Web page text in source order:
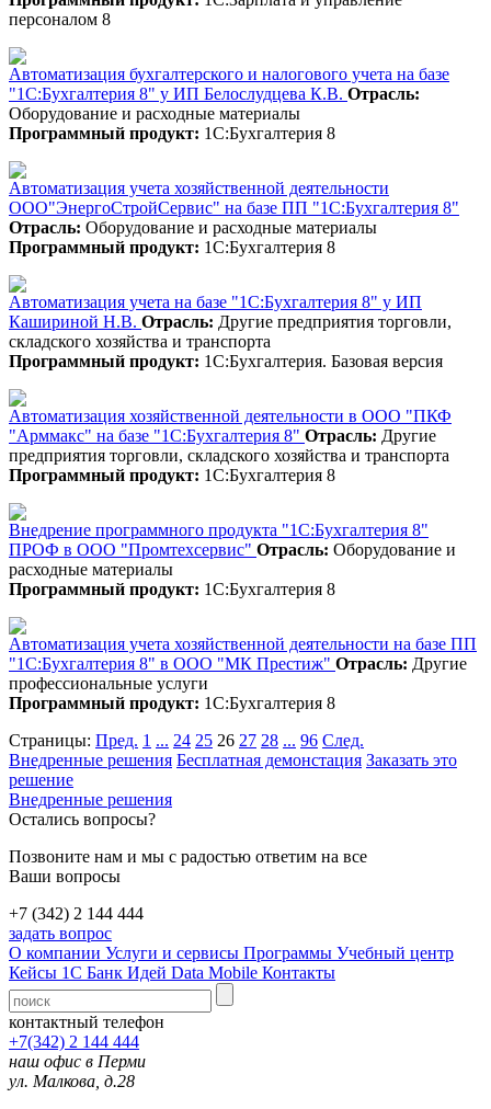
персоналом 8
Автоматизация бухгалтерского и налогового учета на базе
"1С:Бухгалтерия 8" у ИП Белослудцева К.В. Отрасль:
Оборудование и расходные материалы
Программный продукт: 1С:Бухгалтерия 8
Автоматизация учета хозяйственной деятельности
ООО"ЭнергоСтройСервис" на базе ПП "1С:Бухгалтерия 8"
Отрасль: Оборудование и расходные материалы
Программный продукт: 1С:Бухгалтерия 8
Автоматизация учета на базе "1С:Бухгалтерия 8" у ИП
Кашириной Н.В. Отрасль: Другие предприятия торговли,
складского хозяйства и транспорта
Программный продукт: 1С:Бухгалтерия. Базовая версия
Автоматизация хозяйственной деятельности в ООО "ПКФ
"Арммакс" на базе "1С:Бухгалтерия 8" Отрасль: Другие
предприятия торговли, складского хозяйства и транспорта
Программный продукт: 1С:Бухгалтерия 8
Внедрение программного продукта "1С:Бухгалтерия 8"
ПРОФ в ООО "Промтехсервис" Отрасль: Оборудование и
расходные материалы
Программный продукт: 1С:Бухгалтерия 8
Автоматизация учета хозяйственной деятельности на базе ПП
"1С:Бухгалтерия 8" в ООО "МК Престиж" Отрасль: Другие
профессиональные услуги
Программный продукт: 1С:Бухгалтерия 8
Страницы: Пред. 1 ... 24 25 26 27 28 ... 96 След.
Внедренные решения Бесплатная демонстация Заказать это
решение
Внедренные решения
Остались вопросы?
Позвоните нам и мы с радостью ответим на все
Ваши вопросы
+7 (342) 2 144 444
задать вопрос
О компании Услуги и сервисы Программы Учебный центр
Кейсы 1С Банк Идей Data Mobile Контакты
контактный телефон
+7(342) 2 144 444
наш офис в Перми
ул. Малкова, д.28